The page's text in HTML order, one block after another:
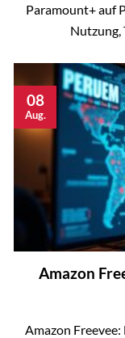
Paramount+ auf
Nutzung,
Amazon
Amazon
08
Aug.